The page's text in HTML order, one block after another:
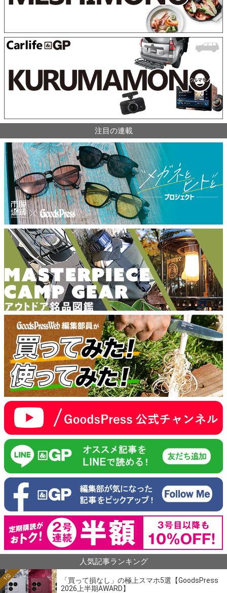
注目の連載
人気記事ランキング
「買って損なし」の極上スマホ5選【GoodsPress
2026上半期AWARD】
1位